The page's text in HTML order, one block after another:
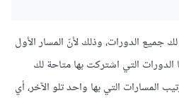
الدورات، وذلك لأنّ المسار الأول
التي اشتركت بها متاحة لك
المسارات التي بها واحد تلو الآخر، أي